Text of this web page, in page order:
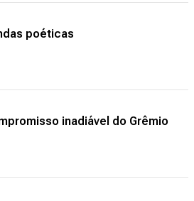
poéticas
inadiável do Grêmio